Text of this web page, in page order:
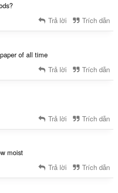
Trả lời Trích dẫn
of all time
Trả lời Trích dẫn
Trả lời Trích dẫn
moist
Trả lời Trích dẫn